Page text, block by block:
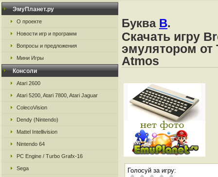
ЭмуПланет.ру
О проекте
Новости игр и программ
Вопросы и предложения
Мини Игры
Консоли
Atari 2600
Atari 5200, Atari 7800, Atari Jaguar
ColecoVision
Dendy (Nintendo)
Mattel Intellivision
Nintendo 64
PC Engine / Turbo Grafx-16
Sega
Буква B.
Скачать игру
эмулятором от
Atmos
Голосуй за игру: